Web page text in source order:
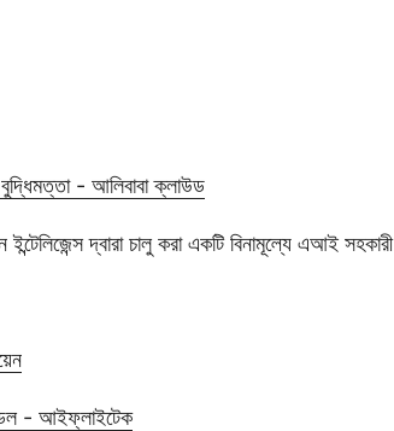
- আলিবাবা ক্লাউড
ইন্টেলিজেন্স দ্বারা চালু করা একটি বিনামূল্যে এআই সহকারী
- আইফ্লাইটেক